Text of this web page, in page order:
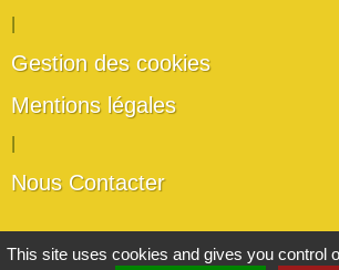
Gestion des cookies
Mentions légales
Nous Contacter
Les artisans du végétal
This site uses cookies and gives you control